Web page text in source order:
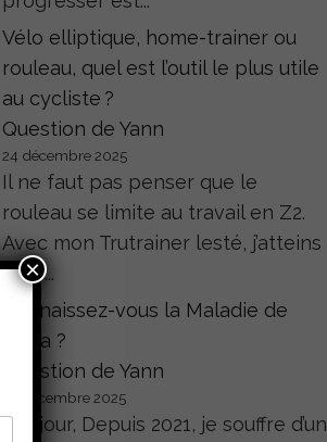
Vélo elliptique, home-trainer ou
rouleau, quel est l’outil le plus utile
au cycliste ?
Question de Yann
24 décembre 2025
Il ne faut pas penser que le
rouleau se limite au travail en Z2.
Avec mon Trutrainer lesté, j’atteins
sans...
Connaissez-vous la Maladie de
Hoffa ?
Question de Yann
23 décembre 2025
Bonjour, Depuis 2021, je souffre d’un
×